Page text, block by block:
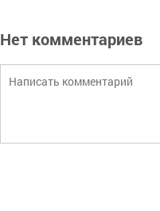
Нет комментариев